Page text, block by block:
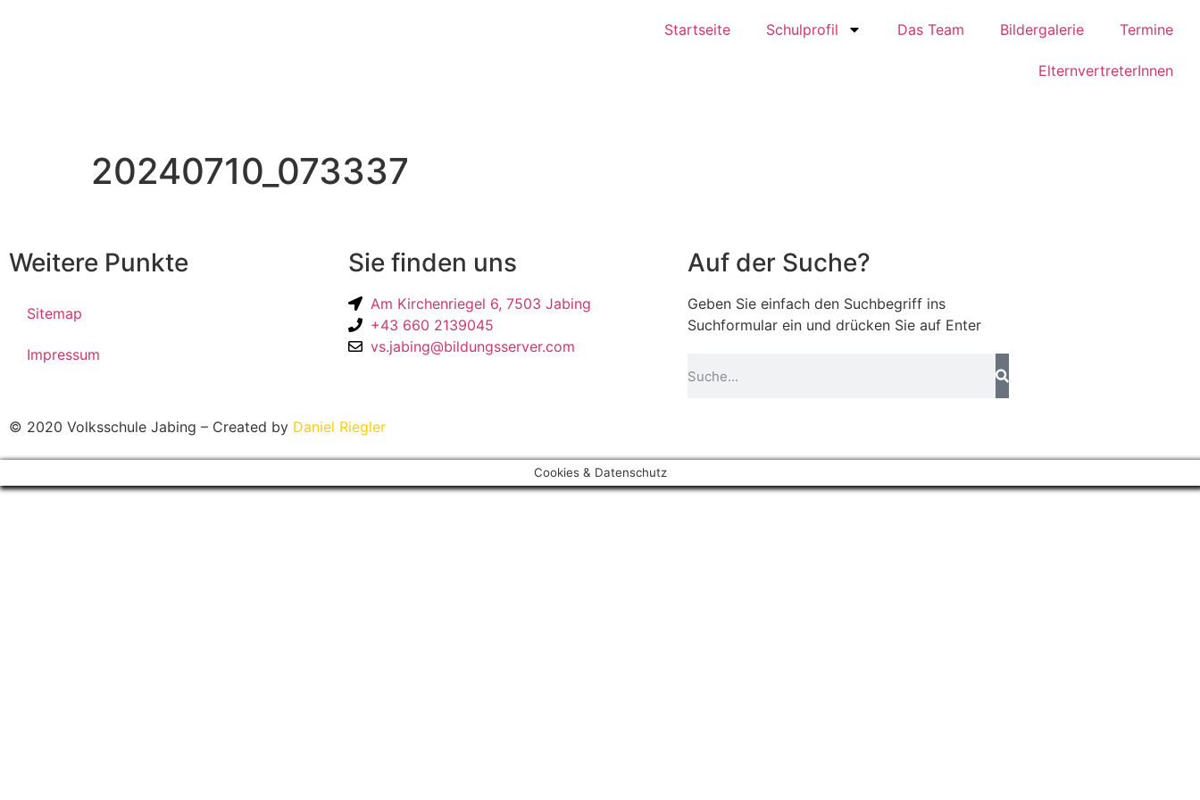
Startseite Schulprofil Das Team Bildergalerie Termine
ElternvertreterInnen
20240710_073337
Weitere Punkte
Sitemap
Impressum
Sie finden uns
Am Kirchenriegel 6, 7503 Jabing
+43 660 2139045
vs.jabing@bildungsserver.com
Auf der Suche?
Geben Sie einfach den Suchbegriff ins
Suchformular ein und drücken Sie auf Enter
© 2020 Volksschule Jabing – Created by Daniel Riegler
Cookies & Datenschutz